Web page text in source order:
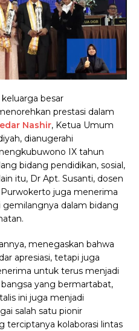
besar
prestasi dalam
Nashir, Ketua Umum
dianugerahi
IX tahun
bidang pendidikan, sosial,
itu, Dr Apt. Susanti, dosen
juga menerima
dalam bidang
menegaskan bahwa
apresiasi, tetapi juga
untuk terus menjadi
yang bermartabat,
ini juga menjadi
salah satu pionir
terciptanya kolaborasi lintas